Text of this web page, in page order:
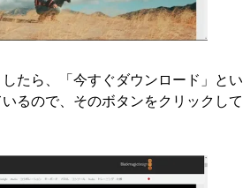
たら、「今すぐダウンロード」とい
るので、そのボタンをクリックして